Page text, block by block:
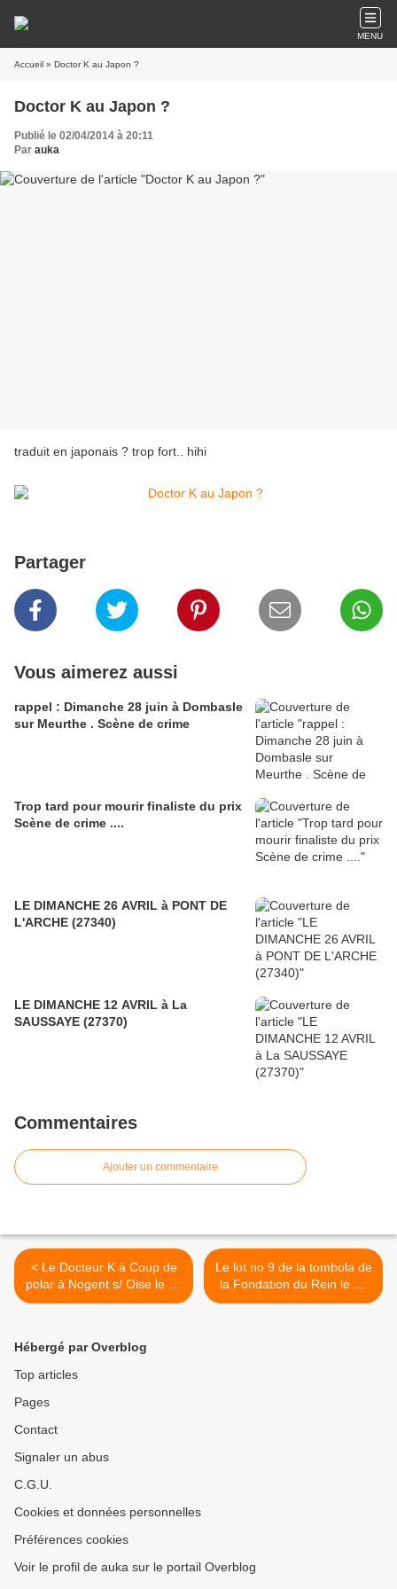
MENU
Accueil » Doctor K au Japon ?
Doctor K au Japon ?
Publié le 02/04/2014 à 20:11
Par auka
traduit en japonais ? trop fort.. hihi
Partager
Vous aimerez aussi
rappel : Dimanche 28 juin à Dombasle
sur Meurthe . Scène de crime
Trop tard pour mourir finaliste du prix
Scène de crime ....
LE DIMANCHE 26 AVRIL à PONT DE
L'ARCHE (27340)
LE DIMANCHE 12 AVRIL à La
SAUSSAYE (27370)
Commentaires
Ajouter un commentaire
< Le Docteur K à Coup de
polar à Nogent s/ Oise le 12
avril
Le lot no 9 de la tombola de
la Fondation du Rein le 12
mars >
Hébergé par Overblog
Top articles
Pages
Contact
Signaler un abus
C.G.U.
Cookies et données personnelles
Préférences cookies
Voir le profil de auka sur le portail Overblog